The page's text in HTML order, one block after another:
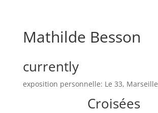
Mathilde Besson
currently
exposition personnelle: Le 33, Marseille
Croisées